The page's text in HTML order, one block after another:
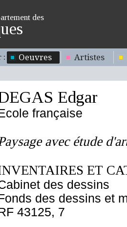
des
: Oeuvres Artistes
Edgar
française
avec étude
ET
des dessins
des dessins et
43125, 7